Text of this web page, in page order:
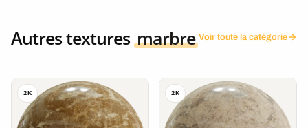
Autres textures marbre Voir toute la catégorie
2K 2K